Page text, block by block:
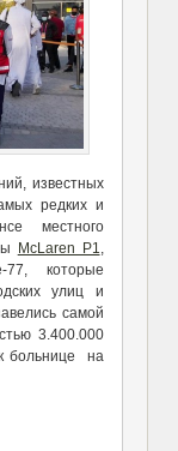
известных
редких и
местного
McLaren P1,
которые
улиц и
самой
3.400.000
больнице на